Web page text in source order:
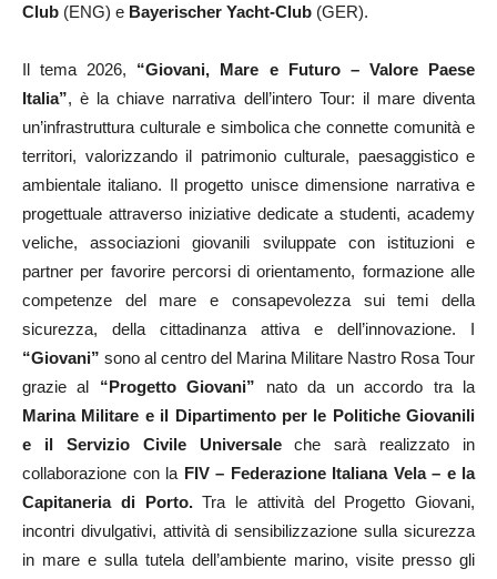
Club (ENG) e Bayerischer Yacht‑Club (GER).
Il tema 2026, “Giovani, Mare e Futuro – Valore Paese
Italia”, è la chiave narrativa dell’intero Tour: il mare diventa
un’infrastruttura culturale e simbolica che connette comunità e
territori, valorizzando il patrimonio culturale, paesaggistico e
ambientale italiano. Il progetto unisce dimensione narrativa e
progettuale attraverso iniziative dedicate a studenti, academy
veliche, associazioni giovanili sviluppate con istituzioni e
partner per favorire percorsi di orientamento, formazione alle
competenze del mare e consapevolezza sui temi della
sicurezza, della cittadinanza attiva e dell’innovazione. I
“Giovani” sono al centro del Marina Militare Nastro Rosa Tour
grazie al “Progetto Giovani” nato da un accordo tra la
Marina Militare e il Dipartimento per le Politiche Giovanili
e il Servizio Civile Universaleche sarà realizzato in
collaborazione con la FIV – Federazione Italiana Vela – e la
Capitaneria di Porto.Tra le attività del Progetto Giovani,
incontri divulgativi, attività di sensibilizzazione sulla sicurezza
in mare e sulla tutela dell’ambiente marino, visite presso gli